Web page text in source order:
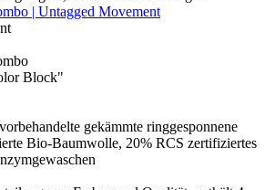
| Untagged Movement
Block"
gekämmte ringgesponnene
Bio-Baumwolle, 20% RCS zertifiziertes